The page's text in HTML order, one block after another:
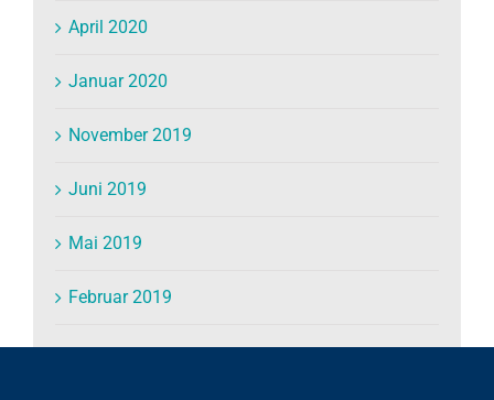
April 2020
Januar 2020
November 2019
Juni 2019
Mai 2019
Februar 2019